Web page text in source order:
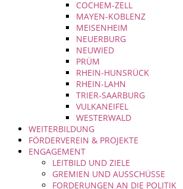
COCHEM-ZELL
MAYEN-KOBLENZ
MEISENHEIM
NEUERBURG
NEUWIED
PRÜM
RHEIN-HUNSRÜCK
RHEIN-LAHN
TRIER-SAARBURG
VULKANEIFEL
WESTERWALD
WEITERBILDUNG
FÖRDERVEREIN & PROJEKTE
ENGAGEMENT
LEITBILD UND ZIELE
GREMIEN UND AUSSCHÜSSE
FORDERUNGEN AN DIE POLITIK